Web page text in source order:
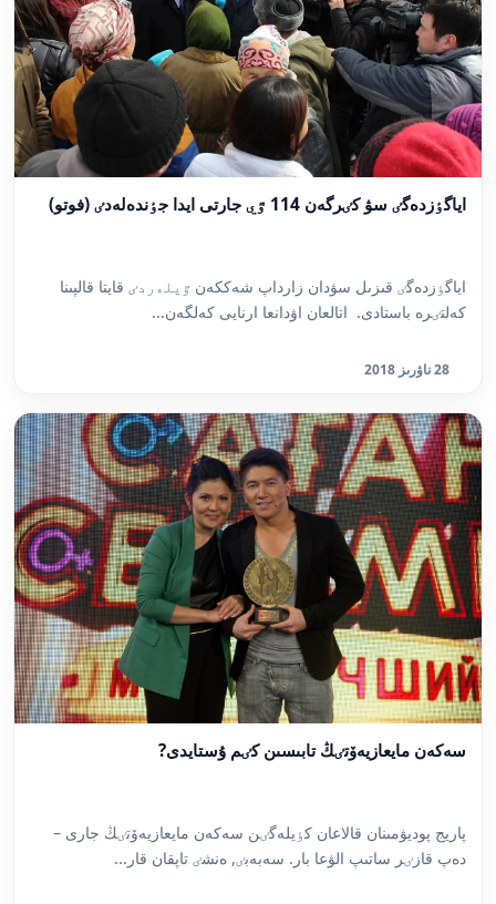
اياگٶزدەگٸ سۋ كٸرگەن 114 ٷي جارتى ايدا جٶندەلەدٸ (فوتو)
اياگٶزدەگٸ قىزىل سۋدان زارداپ شەككەن ٷيلەردٸ قايتا قالپىنا
كەلتٸرە باستادى. اتالعان اۋدانعا ارنايى كەلگەن...
28 ناۋرىز 2018
سەكەن مايعازيەۆتٸڭ تابىسىن كٸم ۇستايدى?
پاريج پوديۋمىنان قالاعان كٶيلەگٸن سەكەن مايعازيەۆتٸڭ جارى –
دەپ قازٸر ساتىپ الۋعا بار. سەبەبٸ, ەنشٸ تاپقان قار...